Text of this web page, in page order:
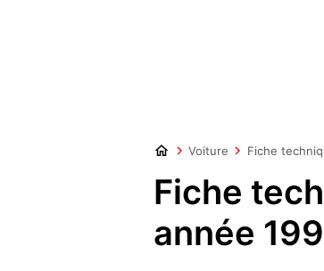
Voiture Fiche
Fiche
année